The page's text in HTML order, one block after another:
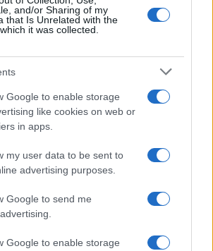
and/or Sharing of my
that Is Unrelated with the
it was collected.
Google to enable storage
like cookies on web or
in apps.
my user data to be sent to
advertising purposes.
Google to send me
Google to enable storage